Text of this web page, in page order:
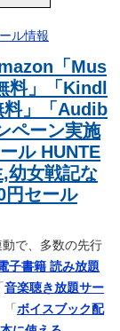
ル情報
「Mus
」「Kindl
」「Audib
ペーン実施
ル HUNTE
幼女戦記な
円セール
動で、多数の先行
子書籍 読み放題
音楽聴き放題サー
「 ボイスブック配